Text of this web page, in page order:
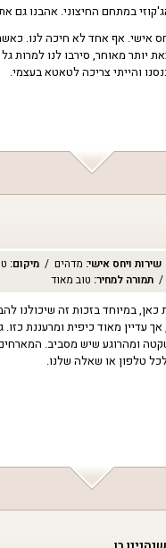
במתחם החיצוני. אהבנו גם
אישי. אף אחד לא חיכה לנו.
יותר מאוחר, סירבו לנו למרות
והייתי צריכה לטאטא בעצמי.
שירות ויחס אישי: מדהים מיקום:
תמורה למחיר: טוב מאוד
כאן, במיוחד בזכות זה שיכולנו
עדיין מאוד כיפית ומרעננת
ומהרוגע שיש מסביב.
טלפון או שאלה שלנו.